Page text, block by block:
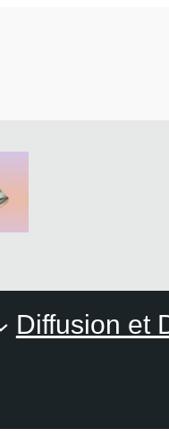
Diffusion et